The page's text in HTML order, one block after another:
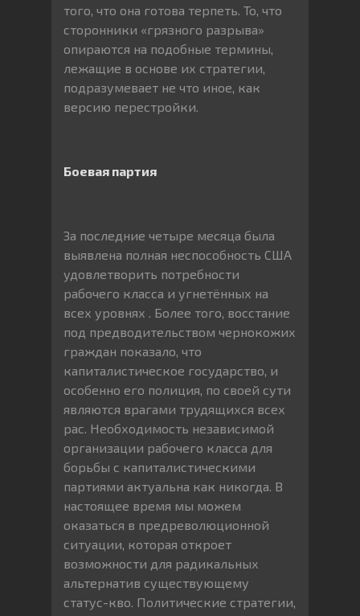
того, что она готова терпеть. То, что
сторонники «грязного разрыва»
опираются на подобные термины,
лежащие в основе их стратегии,
подразумевает не что иное, как
версию перестройки.
Боевая партия
За последние четыре месяца была
выявлена полная неспособность США
удовлетворить потребности
рабочего класса и угнетённых на
всех уровнях . Более того, восстание
под предводительством чернокожих
граждан показало, что
капиталистическое государство, и
особенно его полиция, по своей сути
являются врагами трудящихся всех
рас. Необходимость независимой
организации рабочего класса для
борьбы с капиталистическими
партиями актуальна как никогда. В
настоящее время мы можем
оказаться в предреволюционной
ситуации, которая откроет
возможности для радикальных
альтернатив существующему
статус-кво. Политические стратегии,